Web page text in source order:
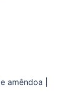
amêndoa |